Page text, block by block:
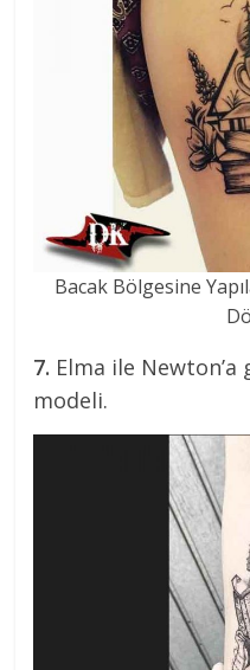
Bacak Bölgesine
7. Elma ile
modeli.